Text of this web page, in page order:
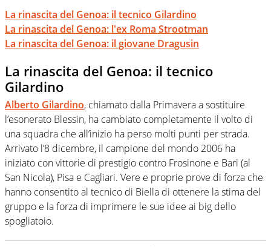
La rinascita del Genoa: il tecnico Gilardino
La rinascita del Genoa: l'ex Roma Strootman
La rinascita del Genoa: il giovane Dragusin
La rinascita del Genoa: il tecnico
Gilardino
Alberto Gilardino, chiamato dalla Primavera a sostituire
l’esonerato Blessin, ha cambiato completamente il volto di
una squadra che all’inizio ha perso molti punti per strada.
Arrivato l’8 dicembre, il campione del mondo 2006 ha
iniziato con vittorie di prestigio contro Frosinone e Bari (al
San Nicola), Pisa e Cagliari. Vere e proprie prove di forza che
hanno consentito al tecnico di Biella di ottenere la stima del
gruppo e la forza di imprimere le sue idee ai big dello
spogliatoio.